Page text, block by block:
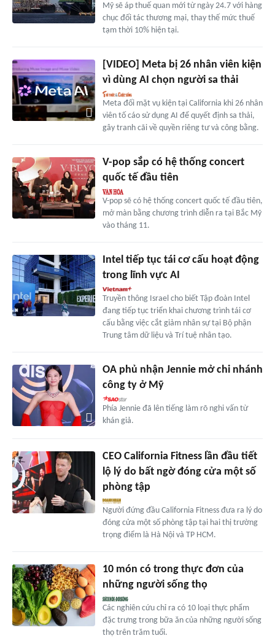
Mỹ sẽ áp thuế quan mới từ ngày 24.7 với hàng
chục đối tác thương mại, thay thế mức thuế
tạm thời 10% hiện tại.
[VIDEO] Meta bị 26 nhân viên kiện
vì dùng AI chọn người sa thải
Meta đối mặt vụ kiện tại California khi 26 nhân
viên tố cáo sử dụng AI để quyết định sa thải,
gây tranh cãi về quyền riêng tư và công bằng.
V-pop sắp có hệ thống concert
quốc tế đầu tiên
V-pop sẽ có hệ thống concert quốc tế đầu tiên,
mở màn bằng chương trình diễn ra tại Bắc Mỹ
vào tháng 11.
Intel tiếp tục tái cơ cấu hoạt động
trong lĩnh vực AI
Truyền thông Israel cho biết Tập đoàn Intel
đang tiếp tục triển khai chương trình tái cơ
cấu bằng việc cắt giảm nhân sự tại Bộ phận
Trung tâm dữ liệu và Trí tuệ nhân tạo.
OA phủ nhận Jennie mở chi nhánh
công ty ở Mỹ
Phía Jennie đã lên tiếng làm rõ nghi vấn từ
khán giả.
CEO California Fitness lần đầu tiết
lộ lý do bất ngờ đóng cửa một số
phòng tập
Người đứng đầu California Fitness đưa ra lý do
đóng cửa một số phòng tập tại hai thị trường
trọng điểm là Hà Nội và TP HCM.
10 món có trong thực đơn của
những người sống thọ
Các nghiên cứu chỉ ra có 10 loại thực phẩm
đặc trưng trong bữa ăn của những người sống
thọ trên trăm tuổi.